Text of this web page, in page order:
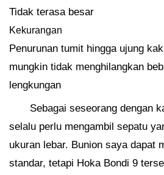
Tidak terasa besar
Kekurangan
Penurunan tumit hingga ujung
mungkin tidak menghilangkan
lengkungan
Sebagai seseorang dengan
selalu perlu mengambil sepatu
ukuran lebar. Bunion saya dapat
standar, tetapi Hoka Bondi 9